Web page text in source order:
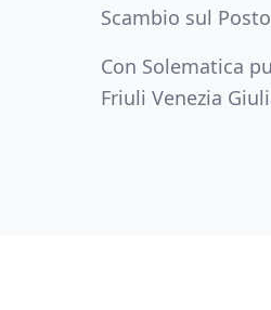
Scambio sul
Con Solematica
Friuli Venezia